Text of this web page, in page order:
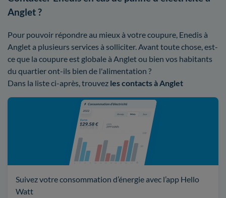
Anglet ?
Pour pouvoir répondre au mieux à votre coupure, Enedis à
Anglet a plusieurs services à solliciter. Avant toute chose, est-
ce que la coupure est globale à Anglet ou bien vos habitants
du quartier ont-ils bien de l'alimentation ?
Dans la liste ci-après, trouvez les contacts à Anglet
Suivez votre consommation d’énergie avec l’app Hello
Watt